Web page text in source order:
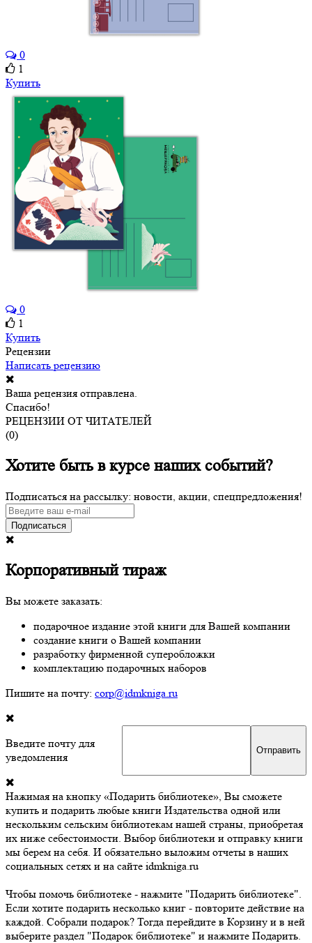
0
1
Купить
0
1
Купить
Рецензии
Написать рецензию
Ваша рецензия отправлена.
Спасибо!
РЕЦЕНЗИИ ОТ ЧИТАТЕЛЕЙ
(0)
Хотите быть в курсе наших событий?
Подписаться на рассылку: новости, акции, спецпредложения!
Подписаться
Корпоративный тираж
Вы можете заказать:
подарочное издание этой книги для Вашей компании
создание книги о Вашей компании
разработку фирменной суперобложки
комплектацию подарочных наборов
Пишите на почту: corp@idmkniga.ru
Введите почту для
уведомления
Нажимая на кнопку «Подарить библиотеке», Вы сможете
купить и подарить любые книги Издательства одной или
нескольким сельским библиотекам нашей страны, приобретая
их ниже себестоимости. Выбор библиотеки и отправку книги
мы берем на себя. И обязательно выложим отчеты в наших
социальных сетях и на сайте idmkniga.ru
Чтобы помочь библиотеке - нажмите "Подарить библиотеке".
Если хотите подарить несколько книг - повторите действие на
каждой. Собрали подарок? Тогда перейдите в Корзину и в ней
выберите раздел "Подарок библиотеке" и нажмите Подарить.